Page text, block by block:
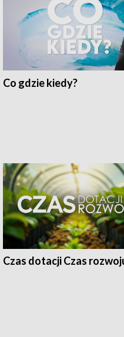
Co gdzie kiedy?
Czas dotacji Czas